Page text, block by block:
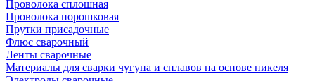
Проволока сплошная
Проволока порошковая
Прутки присадочные
Флюс сварочный
Ленты сварочные
Материалы для сварки чугуна и сплавов на основе никеля